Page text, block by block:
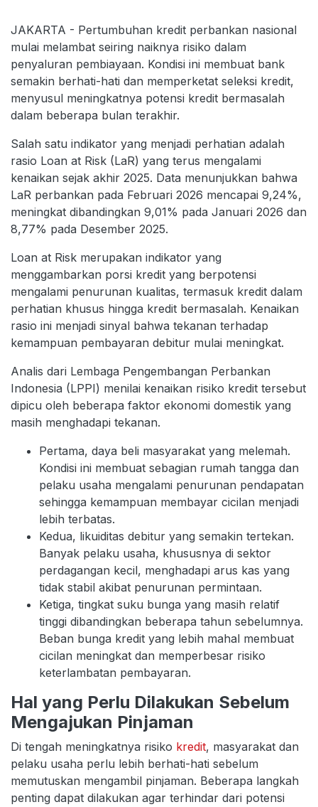
JAKARTA - Pertumbuhan kredit perbankan nasional
mulai melambat seiring naiknya risiko dalam
penyaluran pembiayaan. Kondisi ini membuat bank
semakin berhati-hati dan memperketat seleksi kredit,
menyusul meningkatnya potensi kredit bermasalah
dalam beberapa bulan terakhir.
Salah satu indikator yang menjadi perhatian adalah
rasio Loan at Risk (LaR) yang terus mengalami
kenaikan sejak akhir 2025. Data menunjukkan bahwa
LaR perbankan pada Februari 2026 mencapai 9,24%,
meningkat dibandingkan 9,01% pada Januari 2026 dan
8,77% pada Desember 2025.
Loan at Risk merupakan indikator yang
menggambarkan porsi kredit yang berpotensi
mengalami penurunan kualitas, termasuk kredit dalam
perhatian khusus hingga kredit bermasalah. Kenaikan
rasio ini menjadi sinyal bahwa tekanan terhadap
kemampuan pembayaran debitur mulai meningkat.
Analis dari Lembaga Pengembangan Perbankan
Indonesia (LPPI) menilai kenaikan risiko kredit tersebut
dipicu oleh beberapa faktor ekonomi domestik yang
masih menghadapi tekanan.
Pertama, daya beli masyarakat yang melemah.
Kondisi ini membuat sebagian rumah tangga dan
pelaku usaha mengalami penurunan pendapatan
sehingga kemampuan membayar cicilan menjadi
lebih terbatas.
Kedua, likuiditas debitur yang semakin tertekan.
Banyak pelaku usaha, khususnya di sektor
perdagangan kecil, menghadapi arus kas yang
tidak stabil akibat penurunan permintaan.
Ketiga, tingkat suku bunga yang masih relatif
tinggi dibandingkan beberapa tahun sebelumnya.
Beban bunga kredit yang lebih mahal membuat
cicilan meningkat dan memperbesar risiko
keterlambatan pembayaran.
Hal yang Perlu Dilakukan Sebelum
Mengajukan Pinjaman
Di tengah meningkatnya risiko kredit, masyarakat dan
pelaku usaha perlu lebih berhati-hati sebelum
memutuskan mengambil pinjaman. Beberapa langkah
penting dapat dilakukan agar terhindar dari potensi